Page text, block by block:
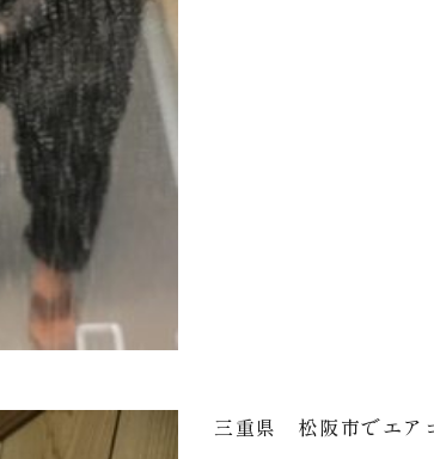
三重県 松阪市でエア